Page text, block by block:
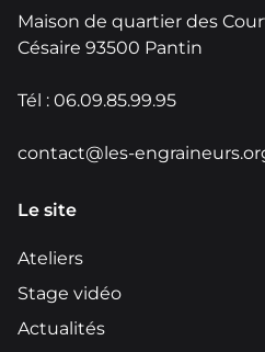
Maison de quartier des
Césaire 93500 Pantin
Tél : 06.09.85.99.95
contact@les-
Le site
Ateliers
Stage vidéo
Actualités